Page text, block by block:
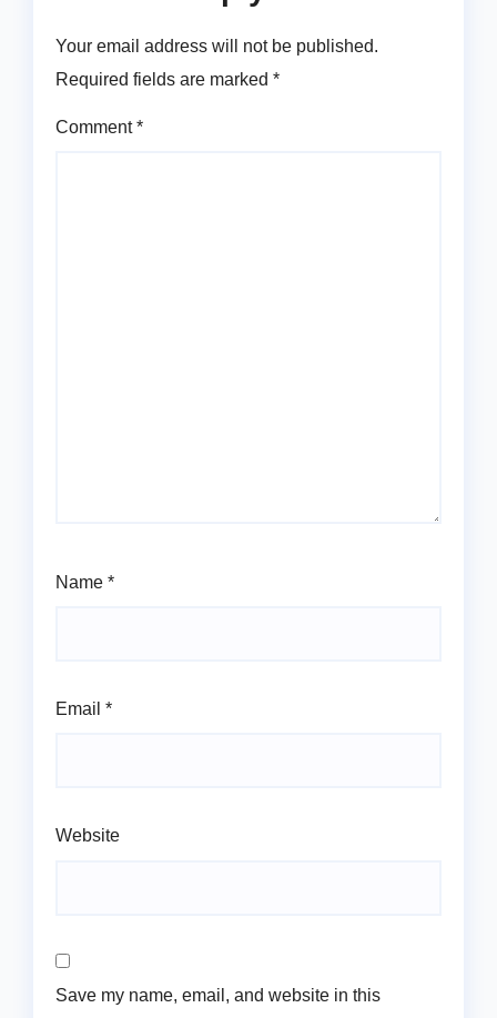
Your email address will not be published.
Required fields are marked *
Comment*
Name *
Email *
Website
Save my name, email, and website in this